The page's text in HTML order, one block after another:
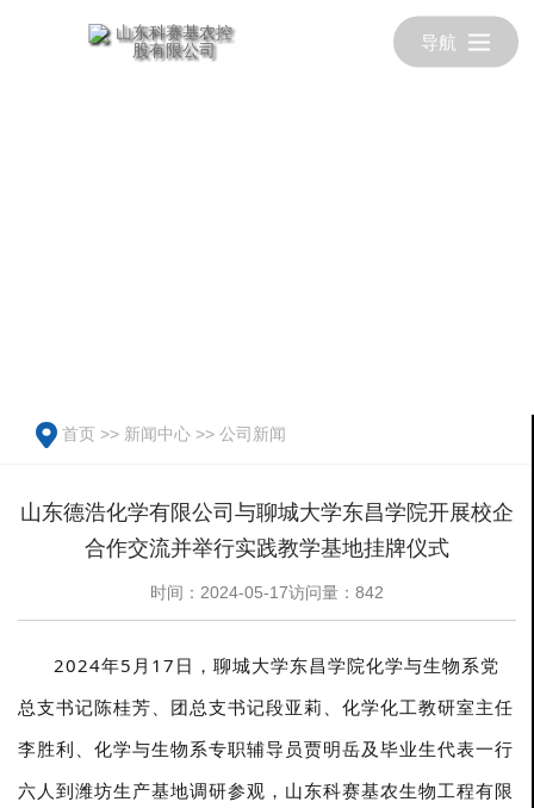
导航
首页 >> 新闻中心 >> 公司新闻
山东德浩化学有限公司与聊城大学东昌学院开展校企
合作交流并举行实践教学基地挂牌仪式
时间：2024-05-17访问量：842
2024年5月17日，聊城大学东昌学院化学与生物系党
总支书记陈桂芳、团总支书记段亚莉、化学化工教研室主任
李胜利、化学与生物系专职辅导员贾明岳及毕业生代表一行
六人到潍坊生产基地调研参观，山东科赛基农生物工程有限